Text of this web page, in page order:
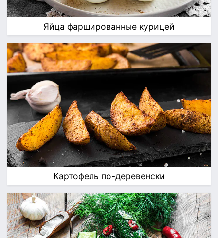
Яйца фаршированные курицей
Картофель по-деревенски